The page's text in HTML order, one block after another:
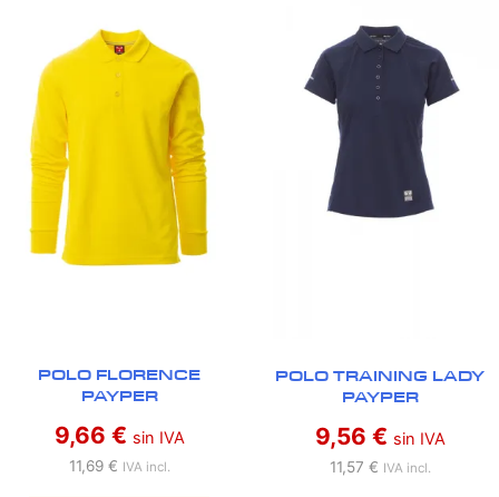
POLO FLORENCE
PAYPER
9,66 € sin IVA
11,69 € IVA incl.
POLO TRAINING LADY
PAYPER
9,56 € sin IVA
11,57 € IVA incl.